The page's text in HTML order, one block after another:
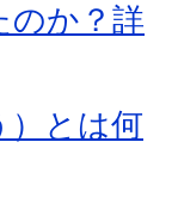
のか？詳
）とは何